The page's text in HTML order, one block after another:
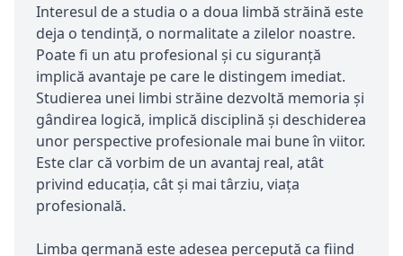
Interesul de a studia o a doua limbă străină este
deja o tendință, o normalitate a zilelor noastre.
Poate fi un atu profesional și cu siguranță
implică avantaje pe care le distingem imediat.
Studierea unei limbi străine dezvoltă memoria și
gândirea logică, implică disciplină și deschiderea
unor perspective profesionale mai bune în viitor.
Este clar că vorbim de un avantaj real, atât
privind educația, cât și mai târziu, viața
profesională.
Limba germană este adesea percepută ca fiind